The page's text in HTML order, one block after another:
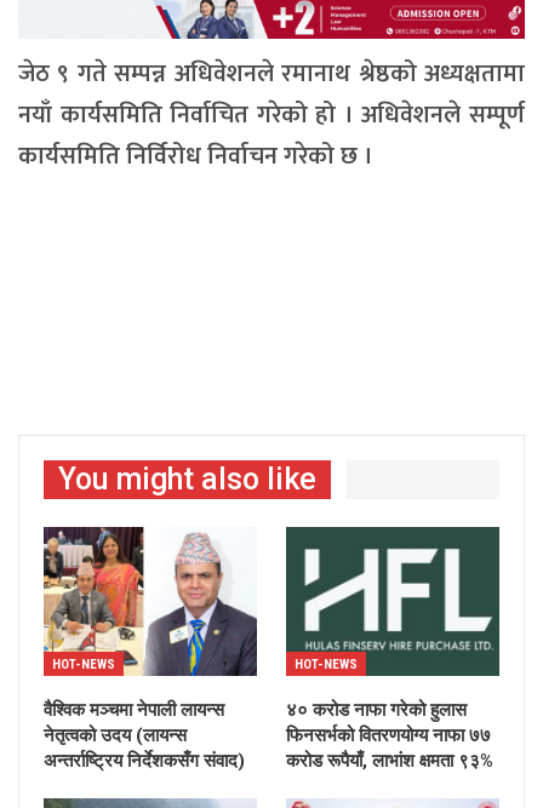
जेठ ९ गते सम्पन्न अधिवेशनले रमानाथ श्रेष्ठको अध्यक्षतामा
नयाँ कार्यसमिति निर्वाचित गरेको हो । अधिवेशनले सम्पूर्ण
कार्यसमिति निर्विरोध निर्वाचन गरेको छ ।
You might also like
HOT-NEWS
वैश्विक मञ्चमा नेपाली लायन्स
नेतृत्वको उदय (लायन्स
अन्तर्राष्ट्रिय निर्देशकसँग संवाद)
HOT-NEWS
४० करोड नाफा गरेको हुलास
फिनसर्भको वितरणयोग्य नाफा ७७
करोड रूपैयाँ, लाभांश क्षमता ९३%